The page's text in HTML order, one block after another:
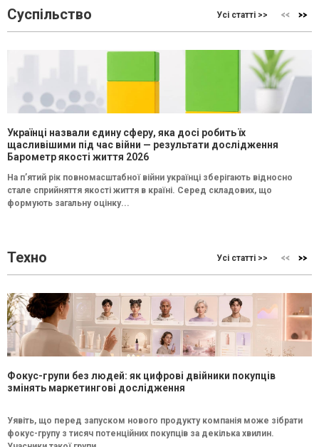
Суспільство Усі статті >>
Українці назвали єдину сферу, яка досі робить їх
щасливішими під час війни — результати дослідження
Барометр якості життя 2026
На п’ятий рік повномасштабної війни українці зберігають відносно
стале сприйняття якості життя в країні. Серед складових, що
формують загальну оцінку...
Техно Усі статті >>
Фокус-групи без людей: як цифрові двійники покупців
змінять маркетингові дослідження
Уявіть, що перед запуском нового продукту компанія може зібрати
фокус-групу з тисяч потенційних покупців за декілька хвилин.